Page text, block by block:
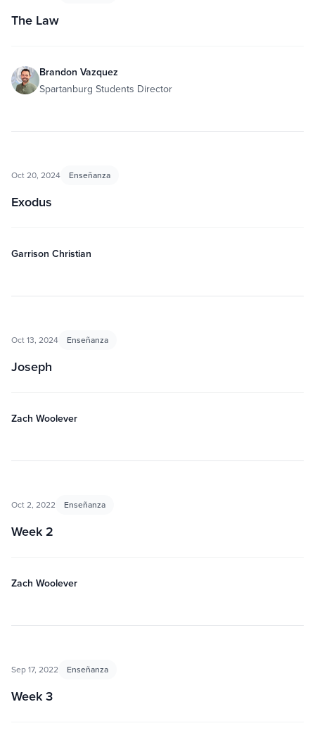
The Law
Brandon Vazquez
Spartanburg Students Director
Oct 20, 2024 Enseñanza
Exodus
Garrison Christian
Oct 13, 2024 Enseñanza
Joseph
Zach Woolever
Oct 2, 2022 Enseñanza
Week 2
Zach Woolever
Sep 17, 2022 Enseñanza
Week 3